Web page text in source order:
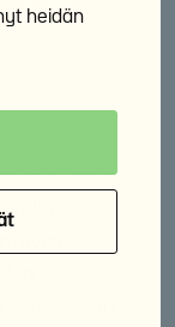
heidän
osallisuus